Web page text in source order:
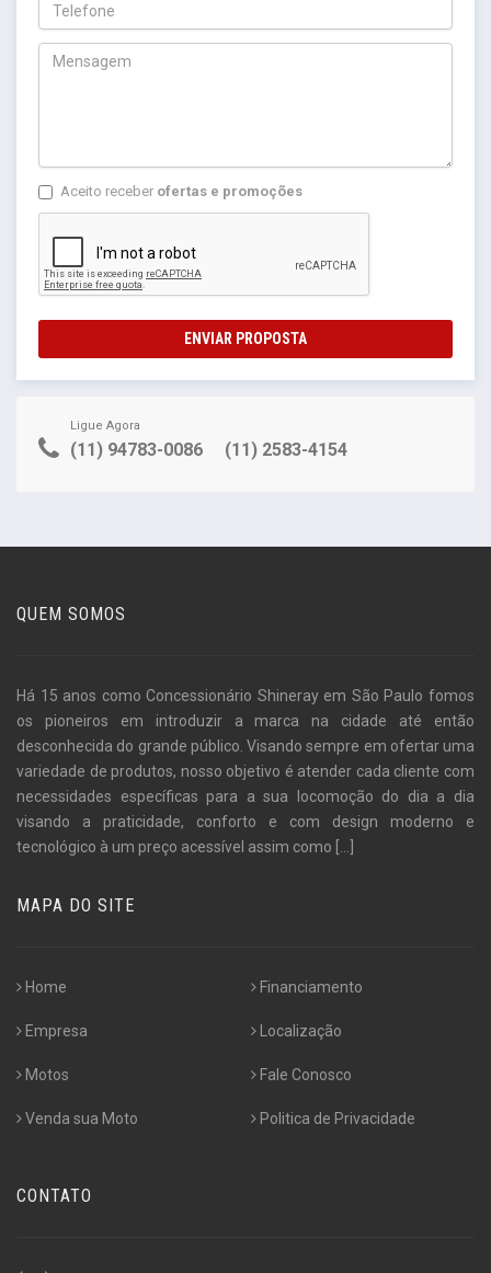
Aceito receber ofertas e promoções
ENVIAR PROPOSTA
Ligue Agora
(11) 94783-0086 (11) 2583-4154
QUEM SOMOS
Há 15 anos como Concessionário Shineray em São Paulo fomos
os pioneiros em introduzir a marca na cidade até então
desconhecida do grande público. Visando sempre em ofertar uma
variedade de produtos, nosso objetivo é atender cada cliente com
necessidades específicas para a sua locomoção do dia a dia
visando a praticidade, conforto e com design moderno e
tecnológico à um preço acessível assim como [...]
MAPA DO SITE
Home
Empresa
Motos
Venda sua Moto
Financiamento
Localização
Fale Conosco
Politica de Privacidade
CONTATO